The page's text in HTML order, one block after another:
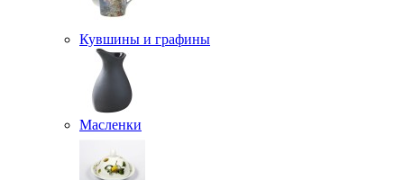
Кувшины и графины
Масленки